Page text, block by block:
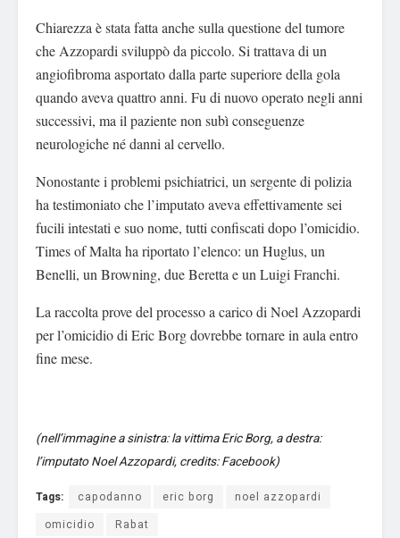
Chiarezza è stata fatta anche sulla questione del tumore
che Azzopardi sviluppò da piccolo. Si trattava di un
angiofibroma asportato dalla parte superiore della gola
quando aveva quattro anni. Fu di nuovo operato negli anni
successivi, ma il paziente non subì conseguenze
neurologiche né danni al cervello.
Nonostante i problemi psichiatrici, un sergente di polizia
ha testimoniato che l’imputato aveva effettivamente sei
fucili intestati e suo nome, tutti confiscati dopo l’omicidio.
Times of Malta ha riportato l’elenco: un Huglus, un
Benelli, un Browning, due Beretta e un Luigi Franchi.
La raccolta prove del processo a carico di Noel Azzopardi
per l’omicidio di Eric Borg dovrebbe tornare in aula entro
fine mese.
(nell’immagine a sinistra: la vittima Eric Borg, a destra:
l’imputato Noel Azzopardi, credits: Facebook)
Tags: capodanno eric borg
noel azzopardi
omicidio
Rabat